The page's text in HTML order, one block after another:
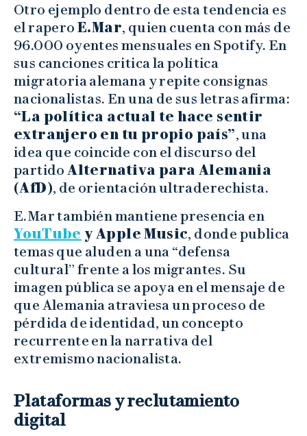
Otro ejemplo dentro de esta tendencia es
el raperoE.Mar, quien cuenta con más de
96.000 oyentes mensuales en Spotify. En
sus canciones critica la política
migratoria alemana y repite consignas
nacionalistas. En una de sus letras afirma:
“La política actual te hace sentir
extranjero en tu propio país”, una
idea que coincide con el discurso del
partidoAlternativa para Alemania
(AfD), de orientación ultraderechista.
E.Mar también mantiene presencia en
YouTube y Apple Music, donde publica
temas que aluden a una “defensa
cultural” frente a los migrantes. Su
imagen pública se apoya en el mensaje de
que Alemania atraviesa un proceso de
pérdida de identidad, un concepto
recurrente en la narrativa del
extremismo nacionalista.
Plataformas y reclutamiento
digital